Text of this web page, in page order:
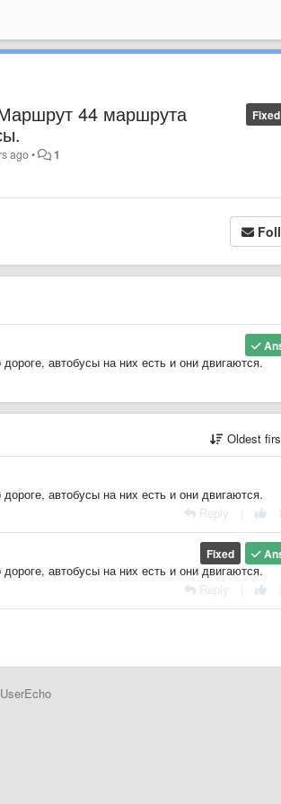
Fixed
44 маршрута
ago• 1
автобусы на них есть и они двигаются.
Oldest
автобусы на них есть и они двигаются.
Reply
Fixed
автобусы на них есть и они двигаются.
Reply